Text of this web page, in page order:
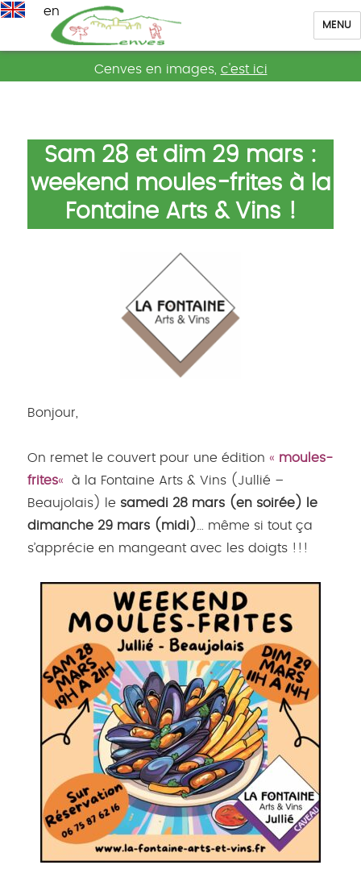
en
Cenves
MENU
Cenves en images, c'est ici
Sam 28 et dim 29 mars :
weekend moules-frites à la
Fontaine Arts & Vins !
Bonjour,
On remet le couvert pour une édition« moules-
frites«
à la Fontaine Arts & Vins (Jullié –
Beaujolais) le samedi 28 mars (en soirée) le
dimanche 29 mars (midi) … même si tout ça
s’apprécie en mangeant avec les doigts !!!